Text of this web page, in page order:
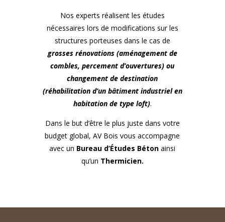
Nos experts réalisent les études
nécessaires lors de modifications sur les
structures porteuses dans le cas de
grosses rénovations (aménagement de
combles, percement d’ouvertures) ou
changement de destination
(réhabilitation d’un bâtiment industriel en
habitation de type loft).
Dans le but d’être le plus juste dans votre
budget global, AV Bois vous accompagne
avec un Bureau d’Études Béton ainsi
qu’un Thermicien.